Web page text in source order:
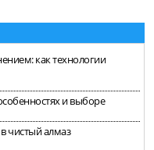
как технологии
и выборе
чистый алмаз